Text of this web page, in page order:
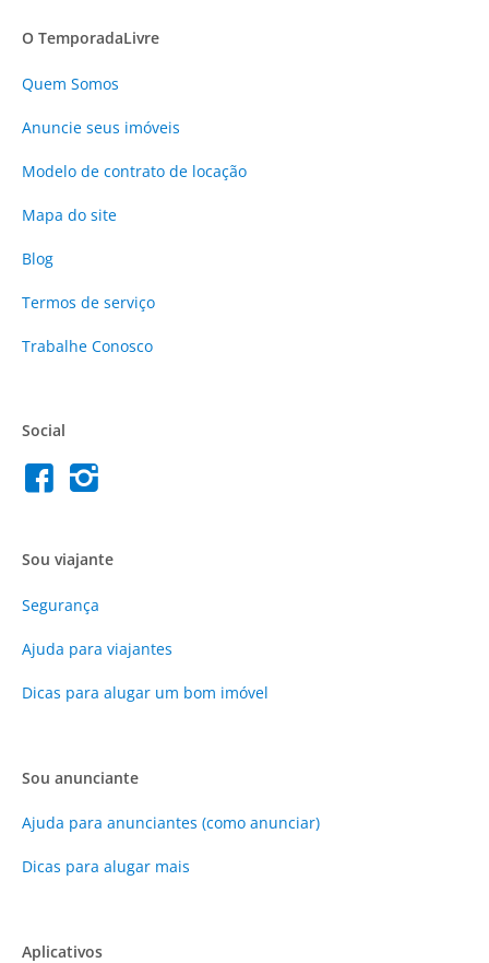
O TemporadaLivre
Quem Somos
Anuncie seus imóveis
Modelo de contrato de locação
Mapa do site
Blog
Termos de serviço
Trabalhe Conosco
Social
Sou viajante
Segurança
Ajuda para viajantes
Dicas para alugar um bom imóvel
Sou anunciante
Ajuda para anunciantes (como anunciar)
Dicas para alugar mais
Aplicativos